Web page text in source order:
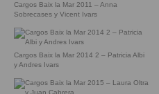
Cargos Baix la Mar 2011 – Anna
Sobrecases y Vicent Ivars
Cargos Baix la Mar 2014 2 – Patricia Albi
y Andres Ivars